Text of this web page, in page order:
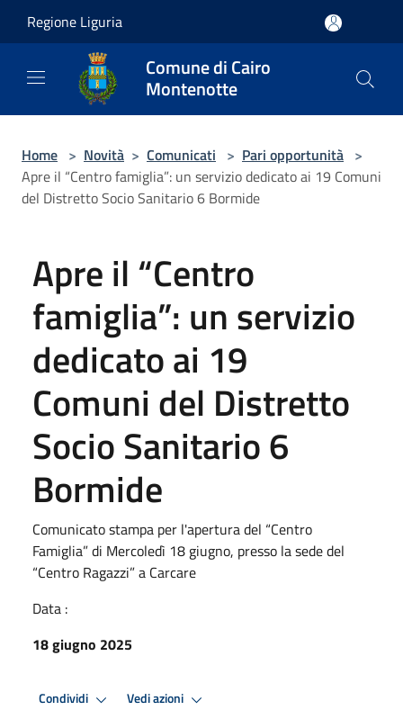
Regione Liguria
Comune di Cairo
Montenotte
Home > Novità > Comunicati > Pari opportunità >
Apre il “Centro famiglia”: un servizio dedicato ai 19 Comuni
del Distretto Socio Sanitario 6 Bormide
Apre il “Centro
famiglia”: un servizio
dedicato ai 19
Comuni del Distretto
Socio Sanitario 6
Bormide
Comunicato stampa per l'apertura del “Centro
Famiglia” di Mercoledì 18 giugno, presso la sede del
“Centro Ragazzi” a Carcare
Data :
18 giugno 2025
Condividi Vedi azioni